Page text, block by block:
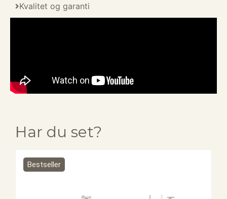
Kvalitet og garanti
Har du set?
Bestseller